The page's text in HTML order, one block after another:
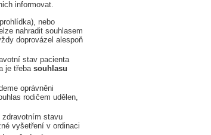
informovat.
nebo
nahradit souhlasem
doprovázel alespoň
stav pacienta
je třeba souhlasu
oprávněni
rodičem udělen,
zdravotním stavu
vyšetření v ordinaci